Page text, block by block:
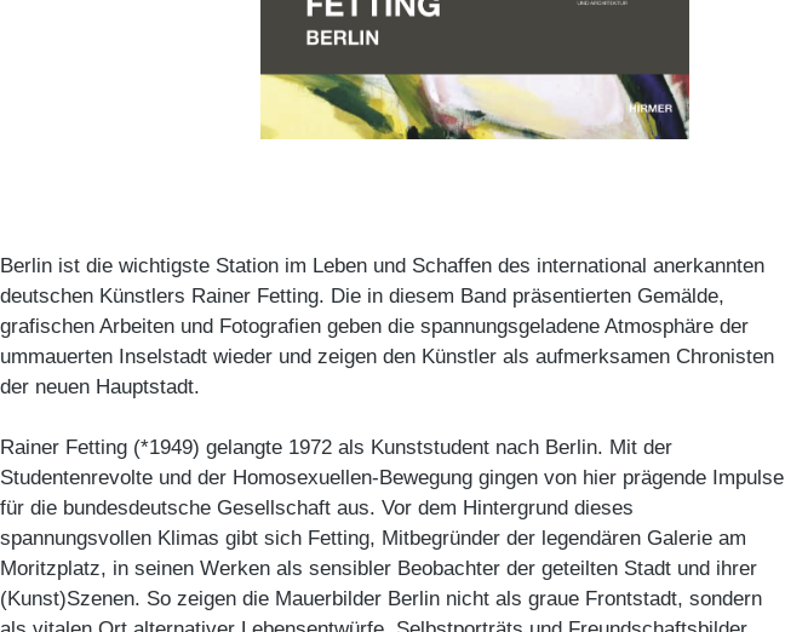
Berlin ist die wichtigste Station im Leben und Schaffen des international anerkannten
deutschen Künstlers Rainer Fetting. Die in diesem Band präsentierten Gemälde,
grafischen Arbeiten und Fotografien geben die spannungsgeladene Atmosphäre der
ummauerten Inselstadt wieder und zeigen den Künstler als aufmerksamen Chronisten
der neuen Hauptstadt.
Rainer Fetting (*1949) gelangte 1972 als Kunststudent nach Berlin. Mit der
Studentenrevolte und der Homosexuellen-Bewegung gingen von hier prägende Impulse
für die bundesdeutsche Gesellschaft aus. Vor dem Hintergrund dieses
spannungsvollen Klimas gibt sich Fetting, Mitbegründer der legendären Galerie am
Moritzplatz, in seinen Werken als sensibler Beobachter der geteilten Stadt und ihrer
(Kunst)Szenen. So zeigen die Mauerbilder Berlin nicht als graue Frontstadt, sondern